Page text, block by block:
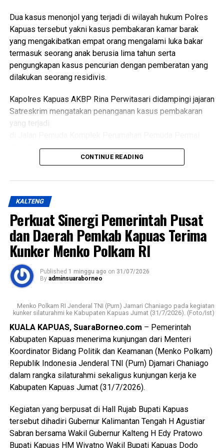
“Oleh karena itu sinergi lintas sektor menjadi kunci agar
berbagai persoalan kesehatan dan sosial dapat dideteksi
sejak dini serta ditangani secara cepat dan tepat, ” katanya.
Lebih lanjut ia mengatakan melalui kegiatan tersebut Tim
Pembina Posyandu Kabupaten Kapuas juga memperkuat
koordinasi.
“Dalam hal ini dengan pemerintah kecamatan pemerintah
kelompok rentan dapat dilakukan secara
berkesinambungan,” ujarnya.
Views: 28
Bagikan ke
WhatsApp 0 Facebook 0
Messenger
Dua kasus menonjol yang terjadi di wilayah hukum Polres
Kapuas tersebut yakni kasus pembakaran kamar barak
yang mengakibatkan empat orang mengalami luka bakar
termasuk seorang anak berusia lima tahun serta
pengungkapan kasus pencurian dengan pemberatan yang
dilakukan seorang residivis.
Kapolres Kapuas AKBP Rina Perwitasari didampingi jajaran
Satreskrim mengatakan penanganan kasus pembakaran
yang terjadi
Blok F Kelurahan Selat Dalam Kecamatan Selat.
setelah diduga sengaja membakar kamar barak tempat
Kapolres mengatakan kasus tersebut ditangani
berdasarkan Laporan Polisi Nomor
LP/B/32/VII/2026/SPKT/Polres Kapuas/Polda
Kalimantan Tengah tertanggal 20 Juli 2026.
Berdasarkan hasil penyelidikan aksi nekat itu dipicu
pertengkaran antara tersangka dengan kekasihnya Rah
hari dan bahkan disertai ancaman akan membakar kamar
“Malam kejadian tersangka sempat datang ke lokasi dan
berkumpul bersama para korban. Namun usai kembali dari
menonton pertandingan final Piala Dunia ia kembali
mendatangi barak karena kembali terlibat cekcok dengan
korban,” katanya.
Nah saat pintu kamar dikunci dari dalam tersangka
menggedor hingga mendobrak pintu kemudian masuk
sambil merusak sejumlah barang dan melanjutkan
CONTINUE READING
KALTENG
Perkuat Sinergi Pemerintah Pusat
dan Daerah Pemkab Kapuas Terima
Kunker Menko Polkam RI
Published 1 minggu ago on 31/07/2026
By adminsuaraborneo
Menko Polkam RI Jenderal TNI (Purn) Jamari Chaniago pada kegiatan
kunker silaturahmi ke Kabupaten Kapuas Jumat (31/7/2026). (Foto/Ist)
KUALA KAPUAS, SuaraBorneo.com – Pemerintah
Kabupaten Kapuas menerima kunjungan dari Menteri
Koordinator Bidang Politik dan Keamanan (Menko Polkam)
Republik Indonesia Jenderal TNI (Purn) Djamari Chaniago
dalam rangka silaturahmi sekaligus kunjungan kerja ke
Kabupaten Kapuas Jumat (31/7/2026).
Kegiatan yang berpusat di Hall Rujab Bupati Kapuas
tersebut dihadiri Gubernur Kalimantan Tengah H Agustiar
Sabran bersama Wakil Gubernur Kalteng H Edy Pratowo
Bupati Kapuas HM Wiyatno Wakil Bupati Kapuas Dodo